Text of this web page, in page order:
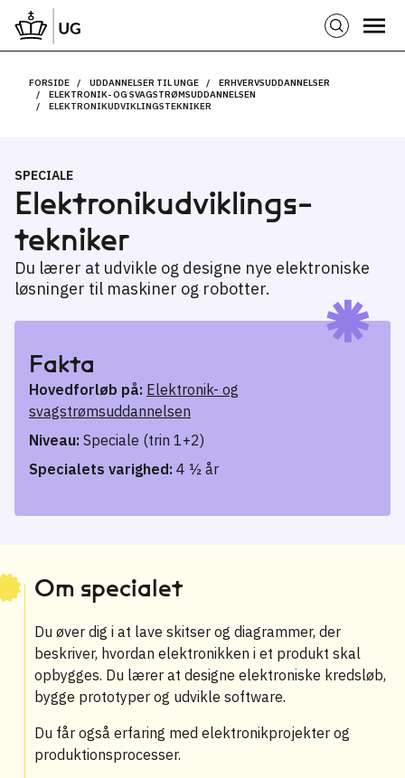
FORSIDE UDDANNELSER TIL UNGE
ERHVERVSUDDANNELSER
ELEKTRONIK- OG SVAGSTRØMSUDDANNELSEN
ELEKTRONIKUDVIKLINGSTEKNIKER
SPECIALE
Elektronik­udviklings­
tekniker
Du lærer at udvikle og designe nye elektroniske
løsninger til maskiner og robotter.
Fakta
Hovedforløb på: Elektronik- og
svagstrømsuddannelsen
Niveau: Speciale (trin 1+2)
Specialets varighed: 4 ½ år
Om specialet
Du øver dig i at lave skitser og diagrammer, der
beskriver, hvordan elektronikken i et produkt skal
opbygges. Du lærer at designe elektroniske kredsløb,
bygge prototyper og udvikle software.
Du får også erfaring med elektronikprojekter og
produktionsprocesser.